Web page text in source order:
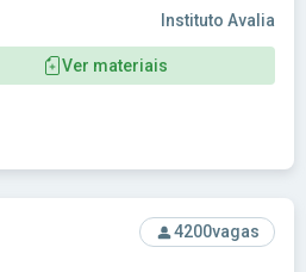
Instituto Avalia
Ver materiais
Grande-MS - Secretaria
4200vagas